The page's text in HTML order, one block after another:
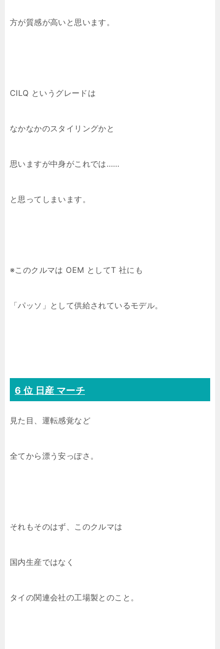
方が質感が高いと思います。
CILQ というグレードは
なかなかのスタイリングかと
思いますが中身がこれでは……
と思ってしまいます。
※このクルマは OEM としてT 社にも
「パッソ」として供給されているモデル。
6 位 日産 マーチ
見た目、運転感覚など
全てから漂う安っぽさ。
それもそのはず、このクルマは
国内生産ではなく
タイの関連会社の工場製とのこと。